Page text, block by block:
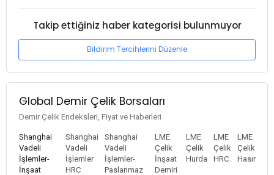
Takip ettiğiniz haber kategorisi bulunmuyor
Bildirim Tercihlerini Düzenle
Global Demir Çelik Borsaları
Demir Çelik Endeksleri, Fiyat ve Haberleri
Shanghai
Vadeli
İşlemler-
İnşaat
Shanghai
Vadeli
İşlemler
HRC
Shanghai
Vadeli
İşlemler-
Paslanmaz
LME
Çelik
İnşaat
Demiri
LME
Çelik
Hurda
LME
Çelik
HRC
LME
Çelik
Hasır